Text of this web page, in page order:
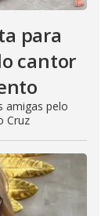
para
cantor
amigas pelo
Cruz